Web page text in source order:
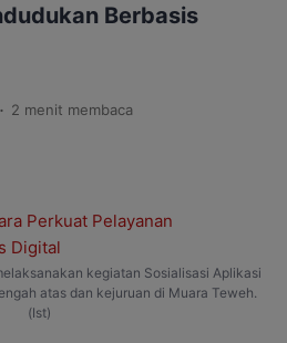
Berbasis
. 2 menit membaca
kegiatan Sosialisasi Aplikasi
atas dan kejuruan di Muara Teweh.
(Ist)